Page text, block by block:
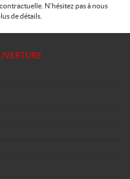
N'hésitez pas à nous
de détails.